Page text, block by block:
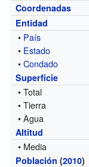
Coordenadas
Entidad
• País
• Estado
•Condado
Superficie
• Total
• Tierra
• Agua
Altitud
• Media
Población (2010)